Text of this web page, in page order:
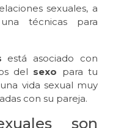
sexuales, a
técnicas para
está asociado con
del sexo para tu
vida sexual muy
con su pareja.
son